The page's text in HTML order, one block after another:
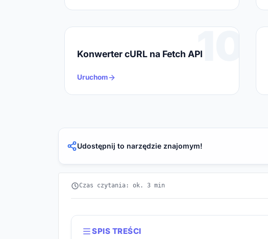
10
Konwerter cURL na Fetch API
Uruchom
Udostępnij to narzędzie znajomym!
Czas czytania: ok. 3 min
SPIS TREŚCI